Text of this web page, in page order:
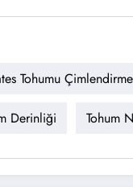
Tohumu Çimlendirme
Derinliği Tohum